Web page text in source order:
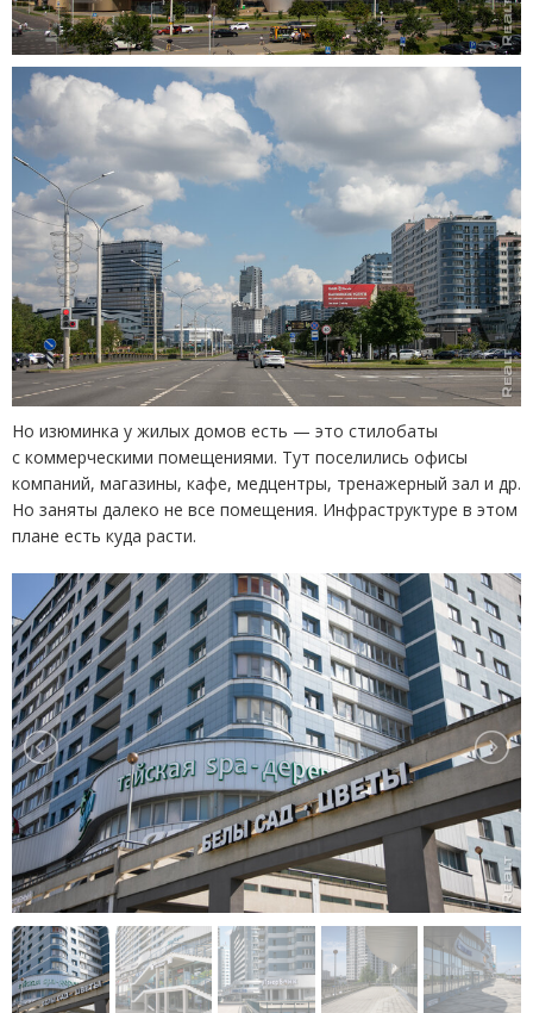
Но изюминка у жилых домов есть — это стилобаты
с коммерческими помещениями. Тут поселились офисы
компаний, магазины, кафе, медцентры, тренажерный зал и др.
Но заняты далеко не все помещения. Инфраструктуре в этом
плане есть куда расти.